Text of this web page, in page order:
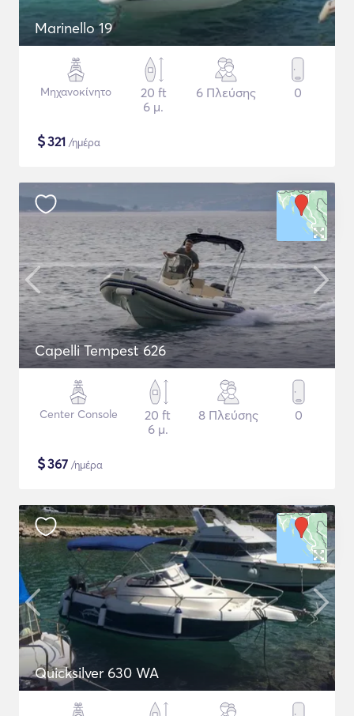
Marinello 19
Μηχανοκίνητο
20 ft
6 μ.
6 Πλεύσης 0
$321 /ημέρα
Capelli Tempest 626
Center Console
20 ft
6 μ.
8 Πλεύσης 0
$367 /ημέρα
Quicksilver 630 WA